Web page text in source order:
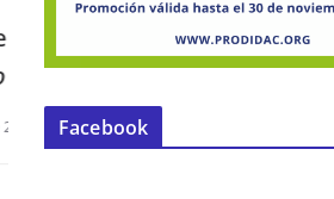
Una persona
oficial de uno de los
Centro de Salud de
Facebook